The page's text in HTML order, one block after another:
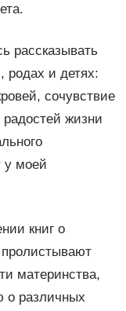
рассказывать
родах и детях:
сочувствие
радостей жизни
у моей
книг о
материнства,
различных